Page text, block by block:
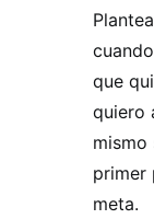
que
quiero
mismo
primer
meta.